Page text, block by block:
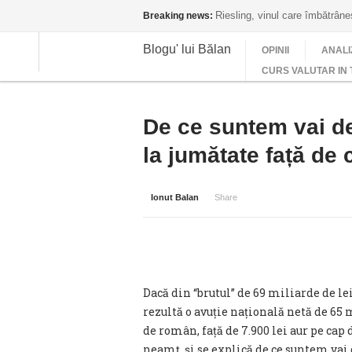
Breaking news: Riesling, vinul care
Blogu' lui Bălan OPINII
CURS VALUTAR IN
De ce suntem vai
la jumătate față de
Ionut Balan Share
Dacă din “brutul” de 69 miliarde de
rezultă o avuție națională netă de 65
de român, față de 7.900 lei aur pe cap